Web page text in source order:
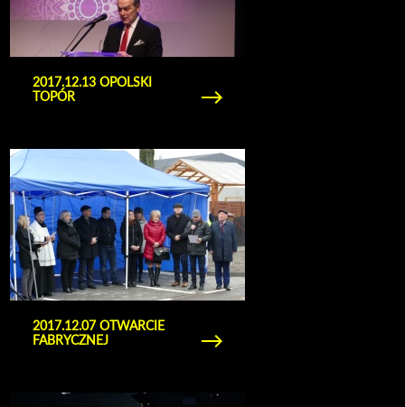
2017.12.13 OPOLSKI
TOPÓR
2017.12.07 OTWARCIE
FABRYCZNEJ
Obejrzyj galerię zdjęć 2017.12.07 otwarcie
fabrycznej
Obejrzyj galerię zdjęć 2017.12.04 opolscy Żydzi